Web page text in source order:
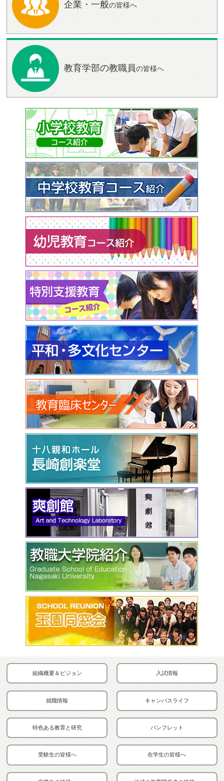
企業・一般の皆様へ
教育学部の教職員の皆様へ
組織概要＆ビジョン 入試情報
就職情報 キャンパスライフ
特色ある教育と研究 パンフレット
受験生の皆様へ 在学生の皆様へ